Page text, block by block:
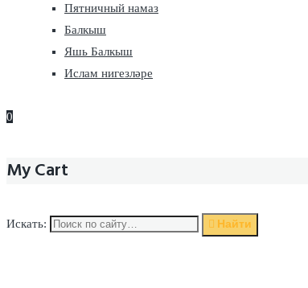
Пятничный намаз
Балкыш
Яшь Балкыш
Ислам нигезләре
0
My Cart
Искать: Найти